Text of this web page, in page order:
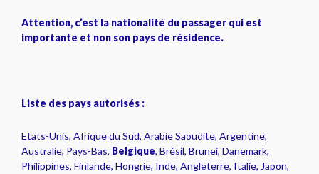
Attention, c’est la nationalité du passager qui est
importante et non son pays de résidence.
Liste des pays autorisés :
Etats-Unis, Afrique du Sud, Arabie Saoudite, Argentine,
Australie, Pays-Bas, Belgique, Brésil, Brunei, Danemark,
Philippines, Finlande, Hongrie, Inde, Angleterre, Italie, Japon,